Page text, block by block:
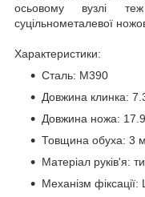
осьовому вузлі
суцільнометалевої
Характеристики:
Сталь: M390
Довжина клинка:
Довжина ножа:
Товщина обуха: 3
Матеріал руків'я:
Механізм